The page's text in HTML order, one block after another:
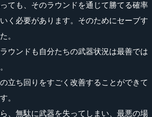
ても、そのラウンドを通じて勝てる確率
く必要があります。そのためにセーブす
。
ウンドも自分たちの武器状況は最善では
立ち回りをすごく改善することができて
。
、無駄に武器を失ってしまい、最悪の場